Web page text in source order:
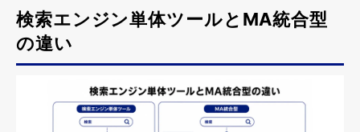
検索エンジン単体ツールとMA統合型
の違い